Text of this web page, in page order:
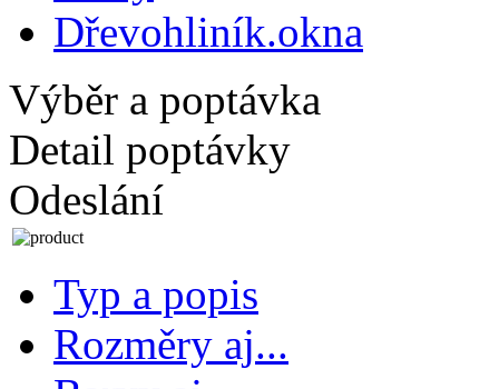
Dřevohliník.okna
Výběr a poptávka
Detail poptávky
Odeslání
Typ a popis
Rozměry aj...